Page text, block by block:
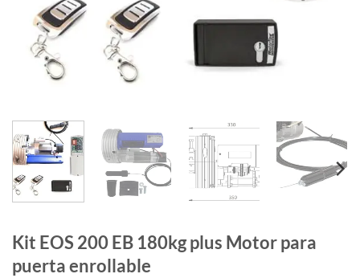
Kit EOS 200 EB 180kg plus Motor para
puerta enrollable